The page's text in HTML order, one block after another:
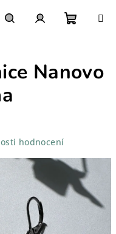
košík
Nanovo
hodnocení